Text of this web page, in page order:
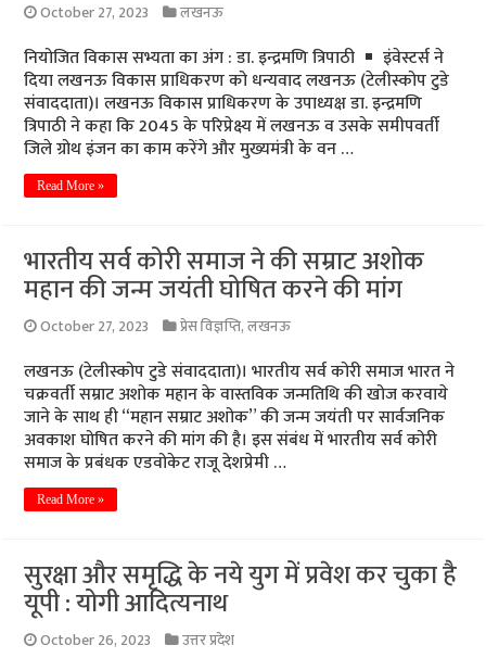
October 27, 2023 लखनऊ
नियोजित विकास सभ्यता का अंग : डा. इन्द्रमणि त्रिपाठी इंवेस्टर्स ने
दिया लखनऊ विकास प्राधिकरण को धन्यवाद लखनऊ (टेलीस्कोप टुडे
संवाददाता)। लखनऊ विकास प्राधिकरण के उपाध्यक्ष डा. इन्द्रमणि
त्रिपाठी ने कहा कि 2045 के परिप्रेक्ष्य में लखनऊ व उसके समीपवर्ती
जिले ग्रोथ इंजन का काम करेंगे और मुख्यमंत्री के वन …
Read More »
भारतीय सर्व कोरी समाज ने की सम्राट अशोक
महान की जन्म जयंती घोषित करने की मांग
October 27, 2023 प्रेस विज्ञप्ति,लखनऊ
लखनऊ (टेलीस्कोप टुडे संवाददाता)। भारतीय सर्व कोरी समाज भारत ने
चक्रवर्ती सम्राट अशोक महान के वास्तविक जन्मतिथि की खोज करवाये
जाने के साथ ही “महान सम्राट अशोक” की जन्म जयंती पर सार्वजनिक
अवकाश घोषित करने की मांग की है। इस संबंध में भारतीय सर्व कोरी
समाज के प्रबंधक एडवोकेट राजू देशप्रेमी …
Read More »
सुरक्षा और समृद्धि के नये युग में प्रवेश कर चुका है
यूपी : योगी आदित्यनाथ
October 26, 2023 उत्तर प्रदेश